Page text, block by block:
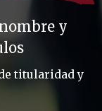
y
titularidady